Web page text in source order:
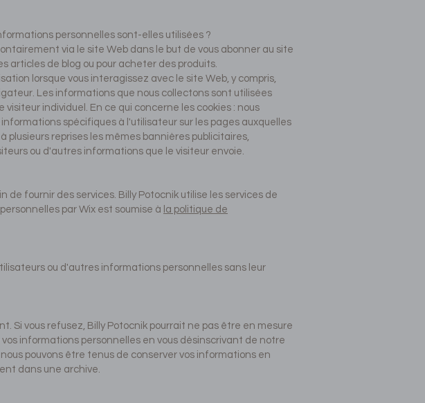
personnelles sont-elles utilisées ?
via le site Web dans le but de vous abonner au site
articles de blog ou pour acheter des produits.
lorsque vous interagissez avec le site Web, y compris,
Les informations que nous collectons sont utilisées
individuel. En ce qui concerne les cookies : nous
spécifiques à l'utilisateur sur les pages auxquelles
reprises les mêmes bannières publicitaires,
ou d'autres informations que le visiteur envoie.
fournir des services. Billy Potocnik utilise les services de
par Wix est soumise à la politique de
ou d'autres informations personnelles sans leur
Si vous refusez, Billy Potocnik pourrait ne pas être en mesure
informations personnelles en vous désinscrivant de notre
pouvons être tenus de conserver vos informations en
dans une archive.